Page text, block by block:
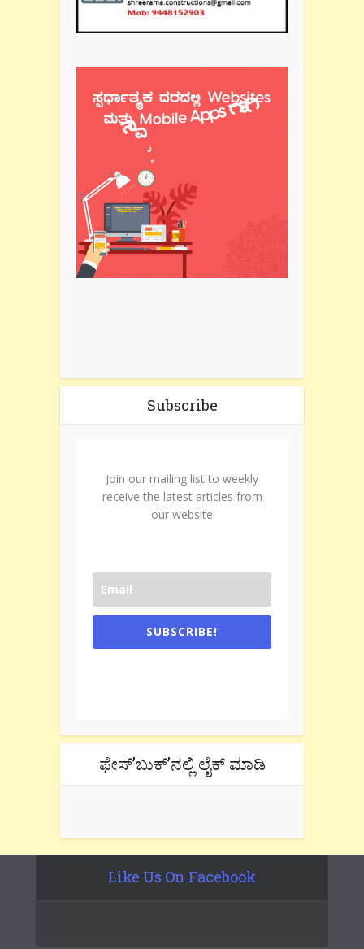
Subscribe
Join our mailing list to weekly
receive the latest articles from
our website
SUBSCRIBE!
ಫೇಸ್’ಬುಕ್’ನಲ್ಲಿ ಲೈಕ್ ಮಾಡಿ
Like Us On Facebook